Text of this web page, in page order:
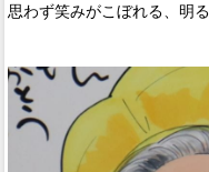
思わず笑みがこぼれる、明